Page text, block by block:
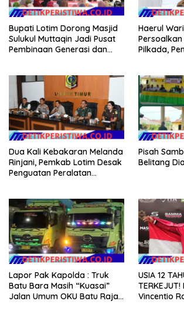
Bupati Lotim Dorong Masjid
Sulukul Muttaqin Jadi Pusat
Pembinaan Generasi dan
Haerul
Persoalkan
Pilkada,
Dua Kali Kebakaran Melanda
Rinjani, Pemkab Lotim Desak
Penguatan Peralatan
Pisah
Belitang
Lapor Pak Kapolda : Truk
Batu Bara Masih “Kuasai”
Jalan Umum OKU Batu Raja
USIA 12
Vincentio